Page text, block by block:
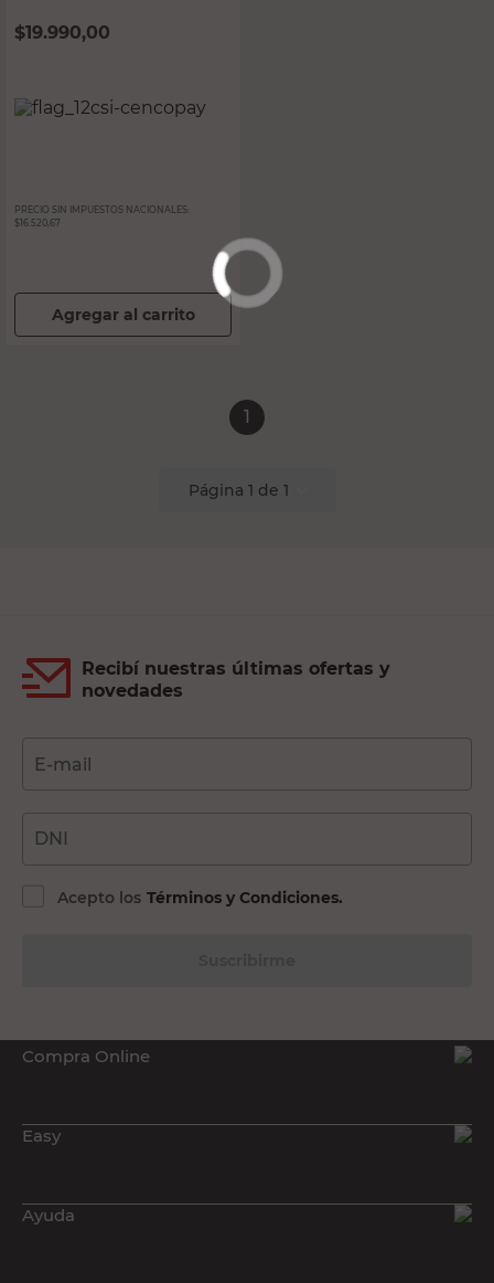
$19.990,00
PRECIO SIN IMPUESTOS NACIONALES:
$16.520,67
Agregar al carrito
1
Página 1 de 1
Recibí nuestras últimas ofertas y
novedades
E-mail
DNI
Acepto los Términos y Condiciones.
Compra Online
Easy
Ayuda